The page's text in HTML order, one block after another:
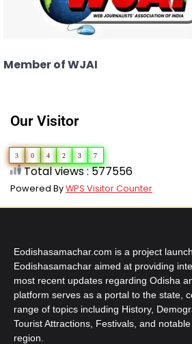
Member of WJAI
Our Visitor
3 0 4 2 3 7
Total views : 577556
Powered ByWPS Visitor Counter
Eodishasamachar.com is a project
Eodishasamachar aimed at providing
most recent updates regarding Odisha
platform serves as a portal to the state,
range of topics including History,
Tourist Attractions, Festivals, and
region.